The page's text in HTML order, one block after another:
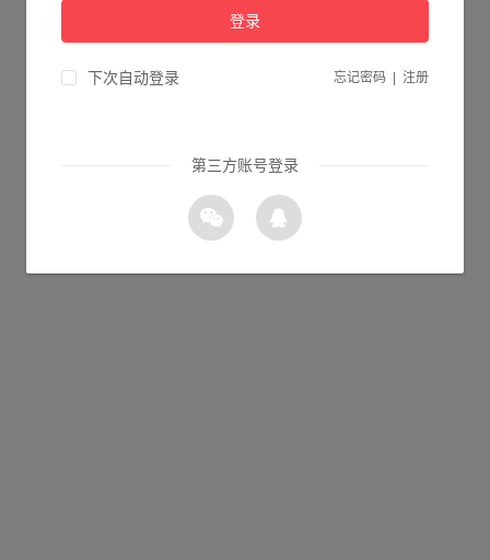
登录
下次自动登录 忘记密码 注册
第三方账号登录